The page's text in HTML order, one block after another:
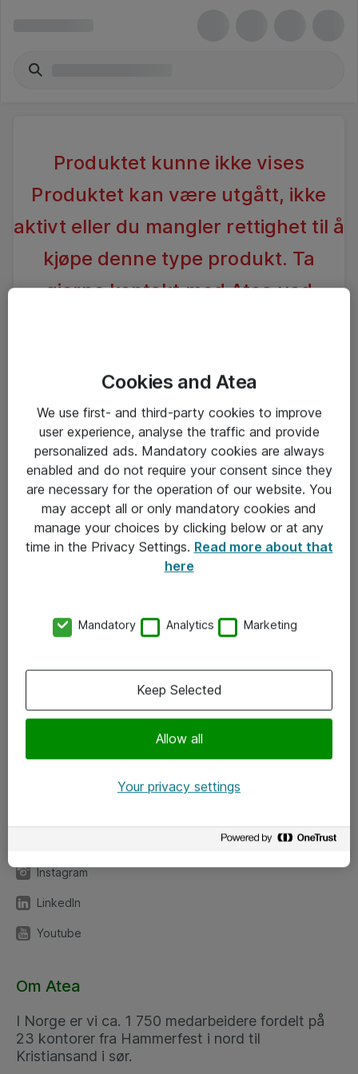
Produktet kunne ikke vises
Produktet kan være utgått, ikke
aktivt eller du mangler rettighet til å
kjøpe denne type produkt. Ta
gjerne kontakt med Atea ved
Informasjon
Salgsbetingelser
Sjekkliste ved mottak av gods
Kontakt
Instagram
LinkedIn
Youtube
Om Atea
I Norge er vi ca. 1 750 medarbeidere fordelt på
23 kontorer fra Hammerfest i nord til
Kristiansand i sør.
Cookies and Atea
We use first- and third-party cookies to improve
user experience, analyse the traffic and provide
personalized ads. Mandatory cookies are always
enabled and do not require your consent since they
are necessary for the operation of our website. You
may accept all or only mandatory cookies and
manage your choices by clicking below or at any
time in the Privacy Settings. Read more about that
here
Mandatory Analytics Marketing
Allow all
Keep Selected
Your privacy settings